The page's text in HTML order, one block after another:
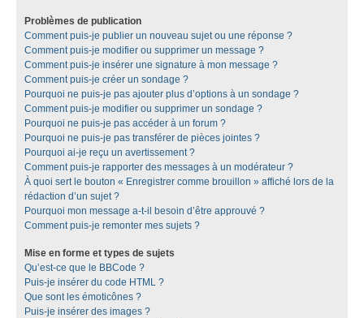
Problèmes de publication
Comment puis-je publier un nouveau sujet ou une réponse ?
Comment puis-je modifier ou supprimer un message ?
Comment puis-je insérer une signature à mon message ?
Comment puis-je créer un sondage ?
Pourquoi ne puis-je pas ajouter plus d’options à un sondage ?
Comment puis-je modifier ou supprimer un sondage ?
Pourquoi ne puis-je pas accéder à un forum ?
Pourquoi ne puis-je pas transférer de pièces jointes ?
Pourquoi ai-je reçu un avertissement ?
Comment puis-je rapporter des messages à un modérateur ?
À quoi sert le bouton « Enregistrer comme brouillon » affiché lors de la
rédaction d’un sujet ?
Pourquoi mon message a-t-il besoin d’être approuvé ?
Comment puis-je remonter mes sujets ?
Mise en forme et types de sujets
Qu’est-ce que le BBCode ?
Puis-je insérer du code HTML ?
Que sont les émoticônes ?
Puis-je insérer des images ?